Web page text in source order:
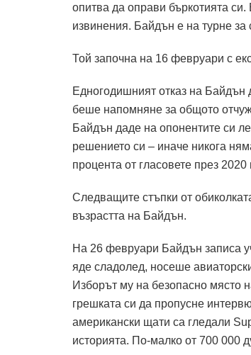
опитва да оправи бъркотията
извинения. Байдън е на турне за
Той започна на 16 февруари с
Едногодишният отказ на
беше напомняне за общото
Байдън даде на опонентите си
решението си – иначе никога
процента от гласовете през 2020
Следващите стъпки от
възрастта на Байдън.
На 26 февруари Байдън записа
яде сладолед, носеше
Изборът му на безопасно място
грешката си да пропусне
американски щати са гледали
историята. По-малко от 700 000